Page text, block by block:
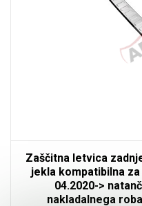
Zaščitna letvica
jekla kompatibilna
04.2020->
nakladalnega